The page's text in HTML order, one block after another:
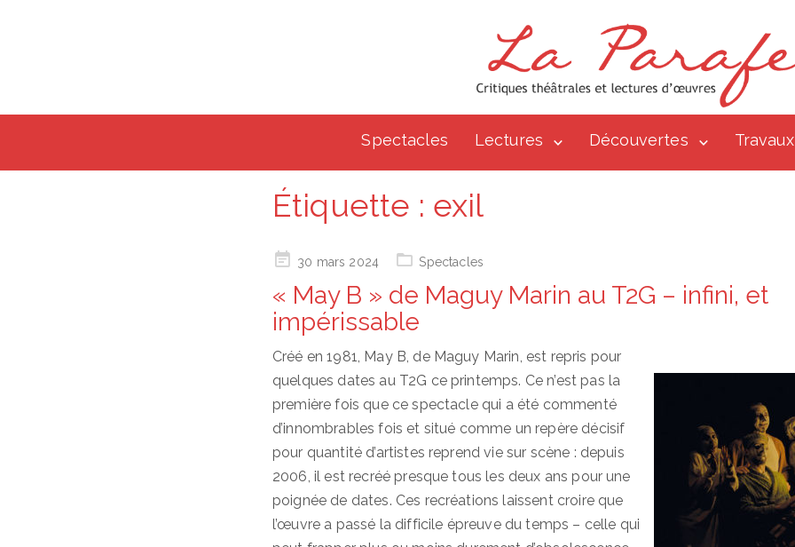
Spectacles Lectures Découvertes Travaux
Étiquette : exil
Posted30 mars 2024 Spectacles
« May B » de Maguy Marin au T2G – infini, et
impérissable
Créé en 1981, May B, de Maguy Marin, est repris pour
quelques dates au T2G ce printemps. Ce n’est pas la
première fois que ce spectacle qui a été commenté
d’innombrables fois et situé comme un repère décisif
pour quantité d’artistes reprend vie sur scène : depuis
2006, il est recréé presque tous les deux ans pour une
poignée de dates. Ces recréations laissent croire que
l’œuvre a passé la difficile épreuve du temps – celle qui